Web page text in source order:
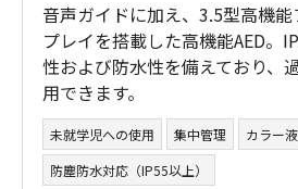
音声ガイドに加え、3.5型高機
プレイを搭載した高機能AED。
性および防水性を備えており、
用できます。
未就学児への使用 集中管理
カラー
防塵防水対応（IP55以上）